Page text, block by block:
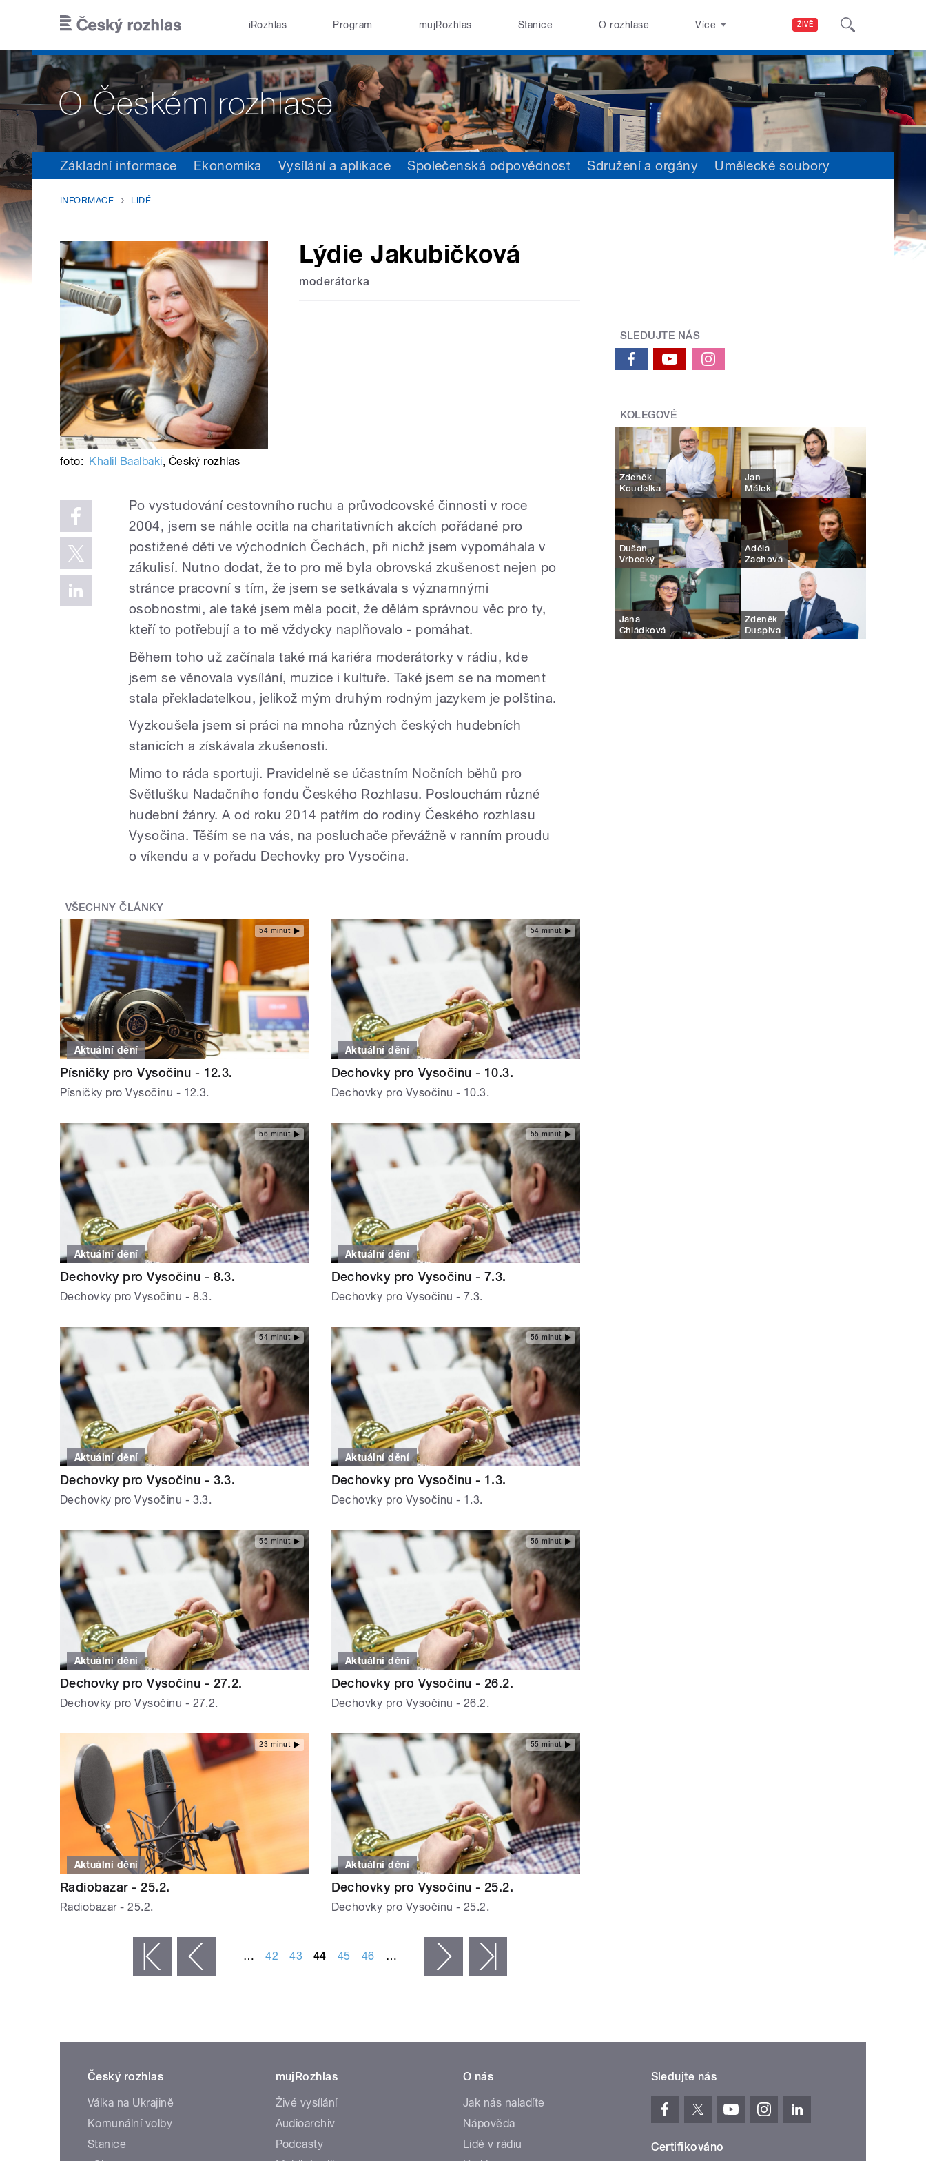
ŽIVĚ
iRozhlas Program mujRozhlas Stanice O rozhlase Více
Základní informace Ekonomika Vysílání a aplikace Společenská odpovědnost Sdružení a orgány Umělecké soubory
INFORMACE LIDÉ
Lýdie Jakubičková
moderátorka
foto: Khalil Baalbaki, Český rozhlas
Po vystudování cestovního ruchu a průvodcovské činnosti v roce
2004, jsem se náhle ocitla na charitativních akcích pořádané pro
postižené děti ve východních Čechách, při nichž jsem vypomáhala v
zákulisí. Nutno dodat, že to pro mě byla obrovská zkušenost nejen po
stránce pracovní s tím, že jsem se setkávala s významnými
osobnostmi, ale také jsem měla pocit, že dělám správnou věc pro ty,
kteří to potřebují a to mě vždycky naplňovalo - pomáhat.
Během toho už začínala také má kariéra moderátorky v rádiu, kde
jsem se věnovala vysílání, muzice i kultuře. Také jsem se na moment
stala překladatelkou, jelikož mým druhým rodným jazykem je polština.
Vyzkoušela jsem si práci na mnoha různých českých hudebních
stanicích a získávala zkušenosti.
Mimo to ráda sportuji. Pravidelně se účastním Nočních běhů pro
Světlušku Nadačního fondu Českého Rozhlasu. Poslouchám různé
hudební žánry. A od roku 2014 patřím do rodiny Českého rozhlasu
Vysočina. Těším se na vás, na posluchače převážně v ranním proudu
o víkendu a v pořadu Dechovky pro Vysočina.
VŠECHNY ČLÁNKY
54 minut
Aktuální dění
Písničky pro Vysočinu - 12.3.
Písničky pro Vysočinu - 12.3.
54 minut
Aktuální dění
Dechovky pro Vysočinu - 10.3.
Dechovky pro Vysočinu - 10.3.
56 minut
Aktuální dění
Dechovky pro Vysočinu - 8.3.
Dechovky pro Vysočinu - 8.3.
55 minut
Aktuální dění
Dechovky pro Vysočinu - 7.3.
Dechovky pro Vysočinu - 7.3.
54 minut
Aktuální dění
Dechovky pro Vysočinu - 3.3.
Dechovky pro Vysočinu - 3.3.
56 minut
Aktuální dění
Dechovky pro Vysočinu - 1.3.
Dechovky pro Vysočinu - 1.3.
55 minut
Aktuální dění
Dechovky pro Vysočinu - 27.2.
Dechovky pro Vysočinu - 27.2.
56 minut
Aktuální dění
Dechovky pro Vysočinu - 26.2.
Dechovky pro Vysočinu - 26.2.
23 minut
Aktuální dění
Radiobazar - 25.2.
Radiobazar - 25.2.
55 minut
Aktuální dění
Dechovky pro Vysočinu - 25.2.
Dechovky pro Vysočinu - 25.2.
‹ předchozí … 42 43 44 45 46 … následující ›
SLEDUJTE NÁS
KOLEGOVÉ
Zdeněk
Koudelka
Jan
Málek
Dušan
Vrbecký
Adéla
Zachová
Jana
Chládková
Zdeněk
Duspiva
Český rozhlas
Válka na Ukrajině
Komunální volby
Stanice
mujRozhlas
Živé vysílání
Audioarchiv
Podcasty
O nás
Jak nás naladíte
Nápověda
Lidé v rádiu
Sledujte nás
Certifikováno